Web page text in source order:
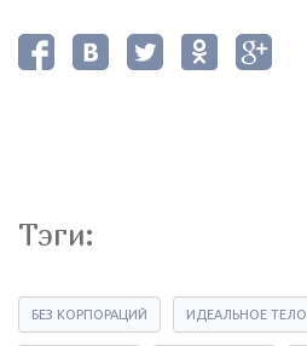
Тэги:
БЕЗ КОРПОРАЦИЙ ИДЕАЛЬНОЕ ТЕЛО